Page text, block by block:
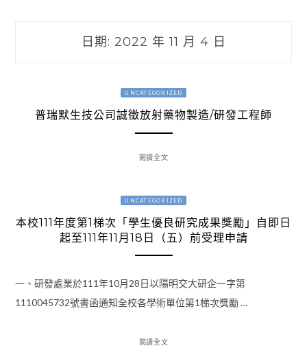
日期: 2022 年 11 月 4 日
UNCATEGORIZED
普瑞默生技公司誠徵放射藥物製造/研發工程師
閱讀全文
UNCATEGORIZED
本校111年度第1梯次「學生優良研究成果獎勵」自即日
起至111年11月18日（五）前受理申請
一、研發處業於111年10月28日以陽明交大研企一字第
1110045732號書函通知全校各學術單位第1梯次獎勵 …
閱讀全文